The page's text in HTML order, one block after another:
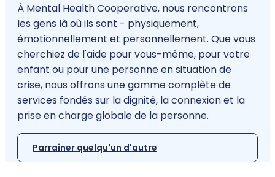
À Mental Health Cooperative, nous rencontrons
les gens là où ils sont - physiquement,
émotionnellement et personnellement. Que vous
cherchiez de l'aide pour vous-même, pour votre
enfant ou pour une personne en situation de
crise, nous offrons une gamme complète de
services fondés sur la dignité, la connexion et la
prise en charge globale de la personne.
Parrainer quelqu'un d'autre